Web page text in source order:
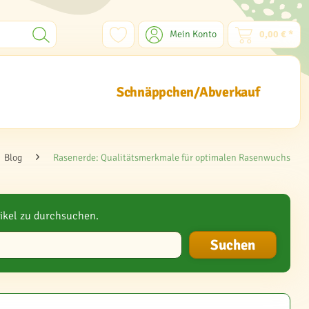
Mein Konto 0,00 € *
Schnäppchen/Abverkauf
Blog Rasenerde: Qualitätsmerkmale für optimalen Rasenwuchs
zu durchsuchen.